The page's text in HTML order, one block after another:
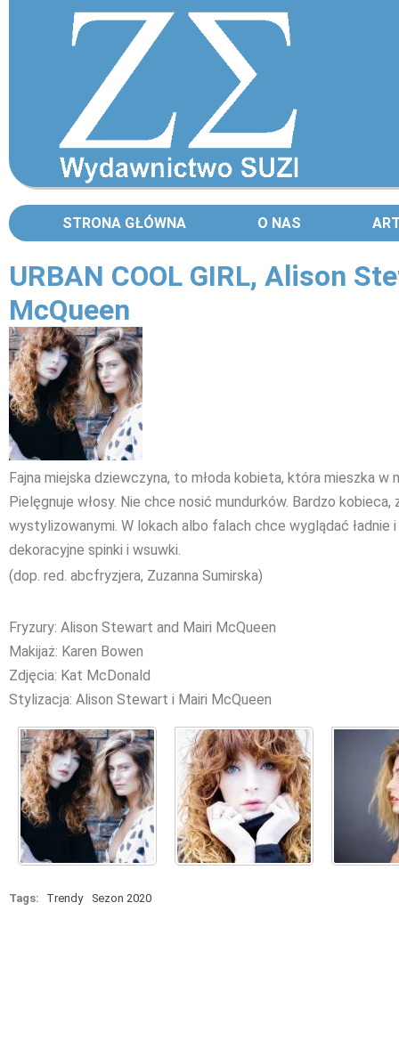
STRONA GŁÓWNA O NAS
URBAN COOL GIRL, Alison
McQueen
Fajna miejska dziewczyna, to młoda kobieta, która mieszka w
Pielęgnuje włosy. Nie chce nosić mundurków. Bardzo kobieca,
wystylizowanymi. W lokach albo falach chce wyglądać
dekoracyjne spinki i wsuwki.
(dop. red. abcfryzjera, Zuzanna Sumirska)
Fryzury: Alison Stewart and Mairi McQueen
Makijaż: Karen Bowen
Zdjęcia: Kat McDonald
Stylizacja: Alison Stewart i Mairi McQueen
Tags: Trendy Sezon 2020